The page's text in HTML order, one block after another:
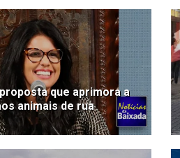
que aprimora a
animais de rua